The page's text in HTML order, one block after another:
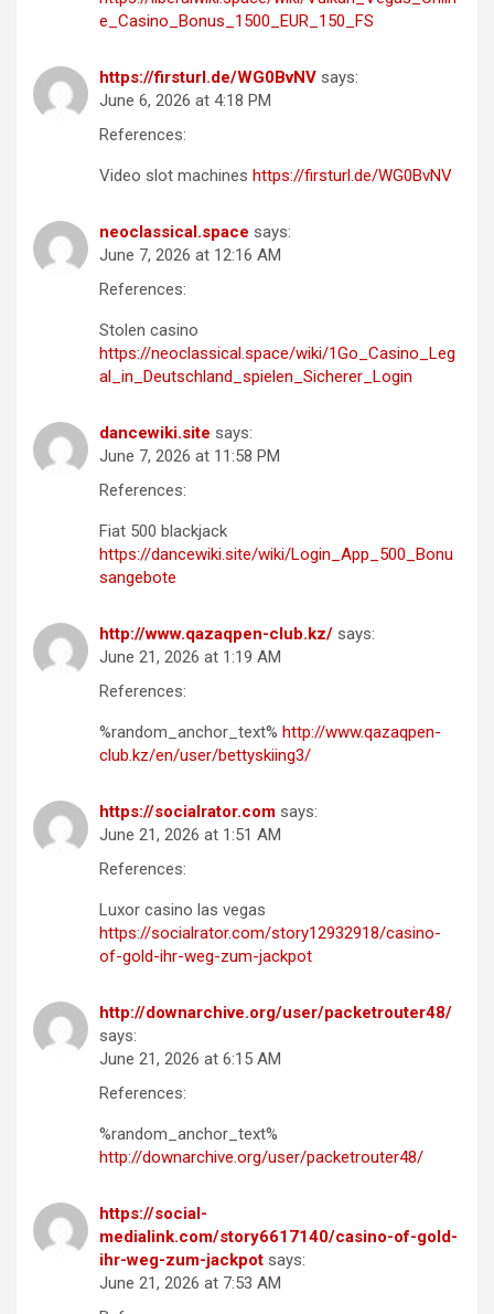
e_Casino_Bonus_1500_EUR_150_FS
https://firsturl.de/WG0BvNV says:
June 6, 2026 at 4:18 PM
References:
Video slot machines https://firsturl.de/WG0BvNV
neoclassical.space says:
June 7, 2026 at 12:16 AM
References:
Stolen casino
https://neoclassical.space/wiki/1Go_Casino_Leg
al_in_Deutschland_spielen_Sicherer_Login
dancewiki.site says:
June 7, 2026 at 11:58 PM
References:
Fiat 500 blackjack
https://dancewiki.site/wiki/Login_App_500_Bonu
sangebote
http://www.qazaqpen-club.kz/ says:
June 21, 2026 at 1:19 AM
References:
%random_anchor_text% http://www.qazaqpen-
club.kz/en/user/bettyskiing3/
https://socialrator.com says:
June 21, 2026 at 1:51 AM
References:
Luxor casino las vegas
https://socialrator.com/story12932918/casino-
of-gold-ihr-weg-zum-jackpot
http://downarchive.org/user/packetrouter48/
says:
June 21, 2026 at 6:15 AM
References:
%random_anchor_text%
http://downarchive.org/user/packetrouter48/
https://social-
medialink.com/story6617140/casino-of-gold-
ihr-weg-zum-jackpot says:
June 21, 2026 at 7:53 AM